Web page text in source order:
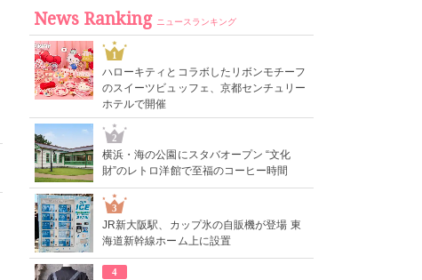
News Ranking ニュースランキング
1
ハローキティとコラボしたリボンモチーフ
のスイーツビュッフェ、京都センチュリー
ホテルで開催
2
横浜・海の公園にスタバオープン “文化
財”のレトロ洋館で至福のコーヒー時間
3
JR新大阪駅、カップ氷の自販機が登場 東
海道新幹線ホーム上に設置
4